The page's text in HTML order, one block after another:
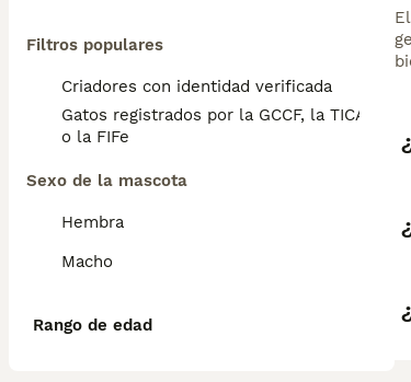
Filtros populares
Criadores con identidad verificada
Gatos registrados por la GCCF, la TICA
o la FIFe
Sexo de la mascota
Hembra
Macho
Rango de edad